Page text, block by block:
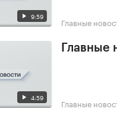
9:59 Главные
4:59
Главные
Главные